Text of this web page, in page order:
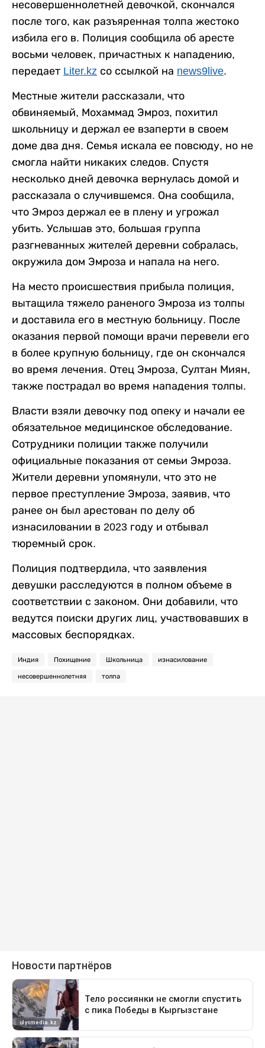
несовершеннолетней девочкой, скончался
после того, как разъяренная толпа жестоко
избила его в. Полиция сообщила об аресте
восьми человек, причастных к нападению,
передает Liter.kz со ссылкой на news9live.
Местные жители рассказали, что
обвиняемый, Мохаммад Эмроз, похитил
школьницу и держал ее взаперти в своем
доме два дня. Семья искала ее повсюду, но не
смогла найти никаких следов. Спустя
несколько дней девочка вернулась домой и
рассказала о случившемся. Она сообщила,
что Эмроз держал ее в плену и угрожал
убить. Услышав это, большая группа
разгневанных жителей деревни собралась,
окружила дом Эмроза и напала на него.
На место происшествия прибыла полиция,
вытащила тяжело раненого Эмроза из толпы
и доставила его в местную больницу. После
оказания первой помощи врачи перевели его
в более крупную больницу, где он скончался
во время лечения. Отец Эмроза, Султан Миян,
также пострадал во время нападения толпы.
Власти взяли девочку под опеку и начали ее
обязательное медицинское обследование.
Сотрудники полиции также получили
официальные показания от семьи Эмроза.
Жители деревни упомянули, что это не
первое преступление Эмроза, заявив, что
ранее он был арестован по делу об
изнасиловании в 2023 году и отбывал
тюремный срок.
Полиция подтвердила, что заявления
девушки расследуются в полном объеме в
соответствии с законом. Они добавили, что
ведутся поиски других лиц, участвовавших в
массовых беспорядках.
Индия Похищение Школьница изнасилование
несовершеннолетняя толпа